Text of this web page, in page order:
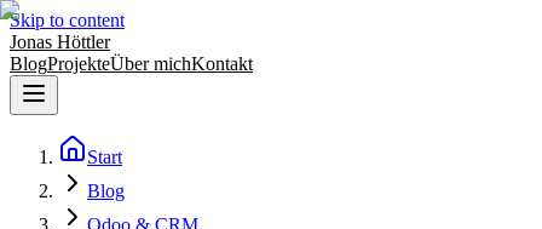
Skip to content
Jonas Höttler
BlogProjekteÜber michKontakt
Start
Blog
Odoo & CRM